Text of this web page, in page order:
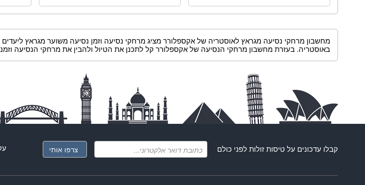
מחשבון מרחקי נסיעה מגראץ לאוסטריה של אקספלורר מציג מרחקי נסיעה וזמן נסיעה משוער מגראץ
באוסטריה. בעזרת מחשבון מרחקי הנסיעה של אקספלורר קל לתכנן את הטיול ולהבין את מרחקי הנסיעה
קבלו עדכונים על טיסות זולות לפני כולם